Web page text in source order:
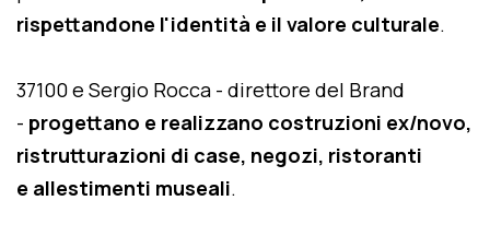
rispettandone l'identità e il valore culturale.
37100 e Sergio Rocca - direttore del Brand
- progettano e realizzano costruzioni ex/novo,
ristrutturazioni di case, negozi, ristoranti
e allestimenti museali.